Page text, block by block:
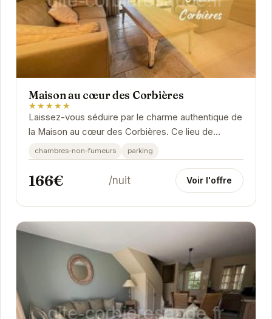
Maison au cœur des Corbières
★★★★★
Laissez-vous séduire par le charme authentique de
la Maison au cœur des Corbières. Ce lieu de
vacances idéal, situé à...
chambres-non-fumeurs parking
166€ /nuit Voir l'offre